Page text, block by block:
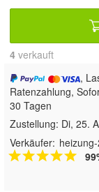
4 verkauft
,
Ratenzahlung,
30 Tagen
Zustellung: Di, 25.
Verkäufer: